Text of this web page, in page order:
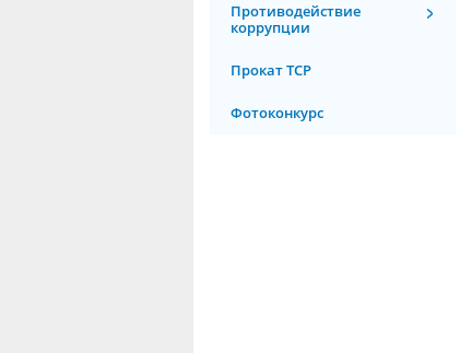
Противодействие
коррупции
Прокат ТСР
Фотоконкурс